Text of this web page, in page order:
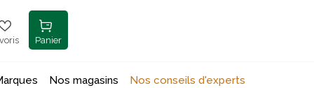
Panier
Nos magasins Nos conseils d'experts